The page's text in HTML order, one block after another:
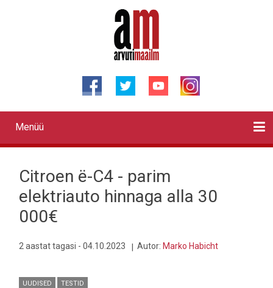
Primary
links
Menüü
Citroen ë-C4 - parim
elektriauto hinnaga alla 30
000€
2 aastat tagasi - 04.10.2023 Autor: Marko Habicht
UUDISED TESTID